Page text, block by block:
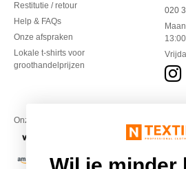
Restitutie / retour
Help & FAQs
Onze afspraken
Lokale t-shirts voor
groothandelprijzen
020
Onze financiële partners